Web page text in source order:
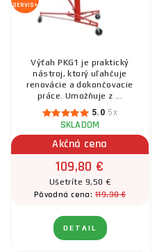
SERVIS+
Výťah PKG1 je praktický
nástroj, ktorý uľahčuje
renovácie a dokončovacie
práce. Umožňuje z ...
5.0 5x
SKLADOM
Akčná cena
109,80 €
Ušetríte 9,50 €
Pôvodná cena:119,30 €
DETAIL